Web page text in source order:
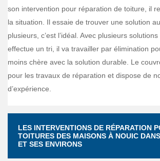
son intervention pour réparation de toiture, il
la situation. Il essaie de trouver une solution
plusieurs, c’est l’idéal. Avec plusieurs
effectue un tri, il va travailler par élimination
moins chère avec la solution durable. Le
pour les travaux de réparation et dispose de
d’expérience.
LES INTERVENTIONS DE RÉPARATION
TOITURES DES MAISONS À NOUIC
ET SES ENVIRONS